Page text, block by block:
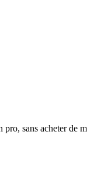
sans acheter de